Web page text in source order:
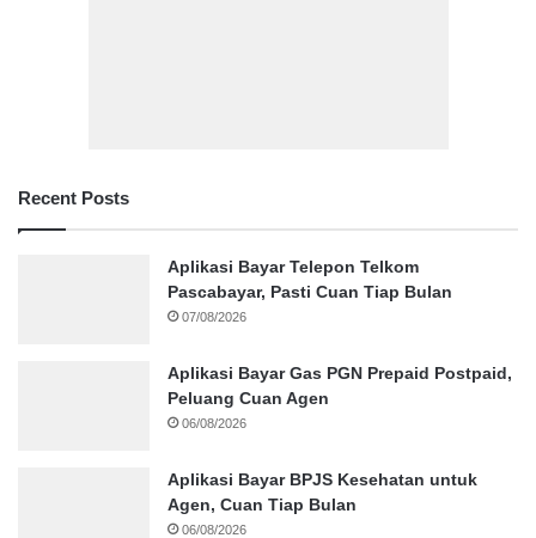
Recent Posts
Aplikasi Bayar Telepon Telkom
Pascabayar, Pasti Cuan Tiap Bulan
07/08/2026
Aplikasi Bayar Gas PGN Prepaid Postpaid,
Peluang Cuan Agen
06/08/2026
Aplikasi Bayar BPJS Kesehatan untuk
Agen, Cuan Tiap Bulan
06/08/2026